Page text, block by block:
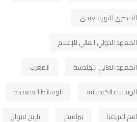
المصري البورسعيدي
المعهد الدولي العالي للإعلام
المعهد العالي للهندسة
المغرب
الهندسة الكيميائية
الوسائط المتعددة
امم افريقيا
بيراميدز
تاريخ لابوان